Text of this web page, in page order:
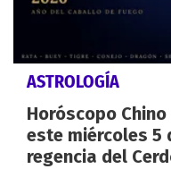
ASTROLOGÍA
Horóscopo
este miércoles 5
regencia del